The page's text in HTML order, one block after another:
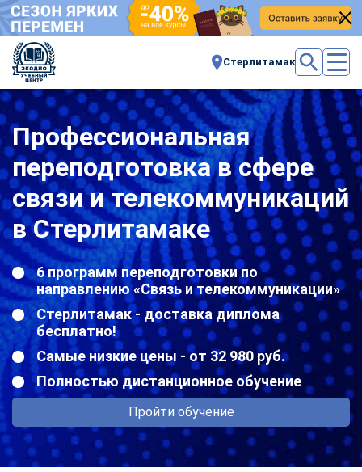
Стерлитамак
Профессиональная
переподготовка в сфере
связи и телекоммуникаций
в Стерлитамаке
6 программ переподготовки по
направлению «Связь и телекоммуникации»
Стерлитамак - доставка диплома
бесплатно!
Самые низкие цены - от 32 980 руб.
Полностью дистанционное обучение
Пройти обучение